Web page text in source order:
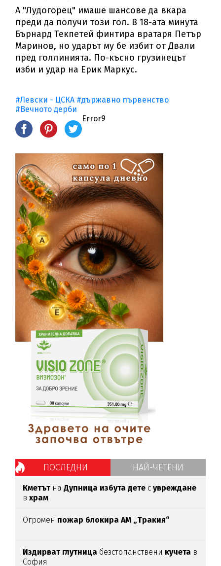
А "Лудогорец" имаше шансове да вкара
преди да получи този гол. В 18-ата минута
Бърнард Текпетей финтира вратаря Петър
Маринов, но ударът му бе избит от Двали
пред голлинията. По-късно грузинецът
изби и удар на Ерик Маркус.
#Левски - ЦСКА #държавно първенство
#Вечното дерби
Error9
ПОСЛЕДНИ НАЙ-ЧЕТЕНИ
Кметът наДупница избута дете сувреждане
вхрам
Огромен пожар блокира АМ „Тракия“
Издирват глутница безстопанствени кучета в
София